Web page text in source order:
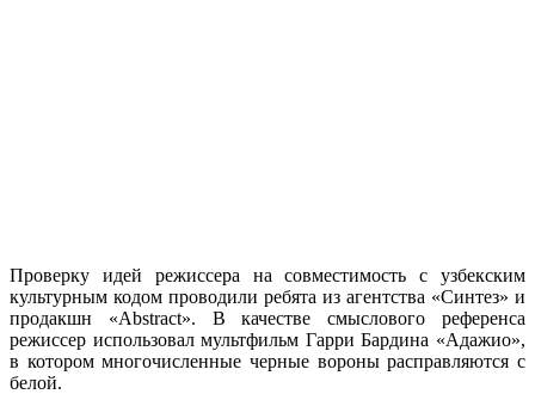
Проверку идей режиссера на совместимость с узбекским
культурным кодом проводили ребята из агентства «Синтез» и
продакшн «Abstract». В качестве смыслового референса
режиссер использовал мультфильм Гарри Бардина «Адажио»,
в котором многочисленные черные вороны расправляются с
белой.